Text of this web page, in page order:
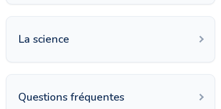
La science
Questions fréquentes